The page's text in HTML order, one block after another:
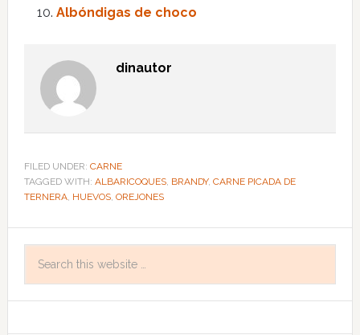
Albóndigas de choco
dinautor
FILED UNDER: CARNE
TAGGED WITH: ALBARICOQUES, BRANDY, CARNE PICADA DE
TERNERA, HUEVOS, OREJONES